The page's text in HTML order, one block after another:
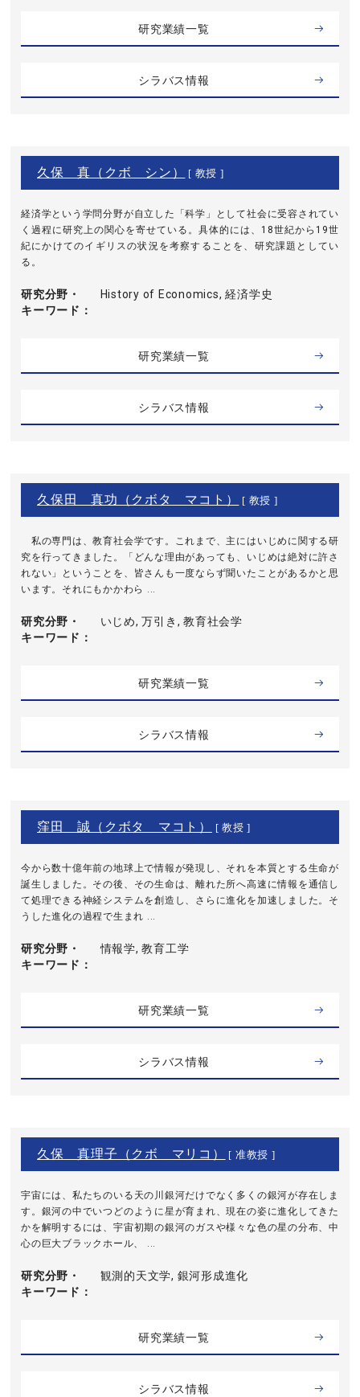
研究業績一覧
シラバス情報
久保 真（クボ シン） [ 教授 ]
経済学という学問分野が自立した「科学」として社会に受容されてい
く過程に研究上の関心を寄せている。具体的には、18世紀から19世
紀にかけてのイギリスの状況を考察することを、研究課題としてい
る。
研究分野・
キーワード
History of Economics, 経済学史
研究業績一覧
シラバス情報
久保田 真功（クボタ マコト） [ 教授 ]
私の専門は、教育社会学です。これまで、主にはいじめに関する研
究を行ってきました。「どんな理由があっても、いじめは絶対に許さ
れない」ということを、皆さんも一度ならず聞いたことがあるかと思
います。それにもかかわら ...
研究分野・
キーワード
いじめ, 万引き, 教育社会学
研究業績一覧
シラバス情報
窪田 誠（クボタ マコト） [ 教授 ]
今から数十億年前の地球上で情報が発現し、それを本質とする生命が
誕生しました。その後、その生命は、離れた所へ高速に情報を通信し
て処理できる神経システムを創造し、さらに進化を加速しました。そ
うした進化の過程で生まれ ...
研究分野・
キーワード
情報学, 教育工学
研究業績一覧
シラバス情報
久保 真理子（クボ マリコ） [ 准教授 ]
宇宙には、私たちのいる天の川銀河だけでなく多くの銀河が存在しま
す。銀河の中でいつどのように星が育まれ、現在の姿に進化してきた
かを解明するには、宇宙初期の銀河のガスや様々な色の星の分布、中
心の巨大ブラックホール、 ...
研究分野・
キーワード
観測的天文学, 銀河形成進化
研究業績一覧
シラバス情報